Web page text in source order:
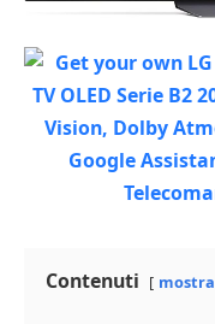
Contenuti mostra